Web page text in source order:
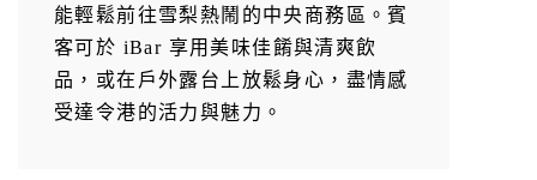
能輕鬆前往雪梨熱鬧的中央商務區。賓
客可於 iBar 享用美味佳餚與清爽飲
品，或在戶外露台上放鬆身心，盡情感
受達令港的活力與魅力。